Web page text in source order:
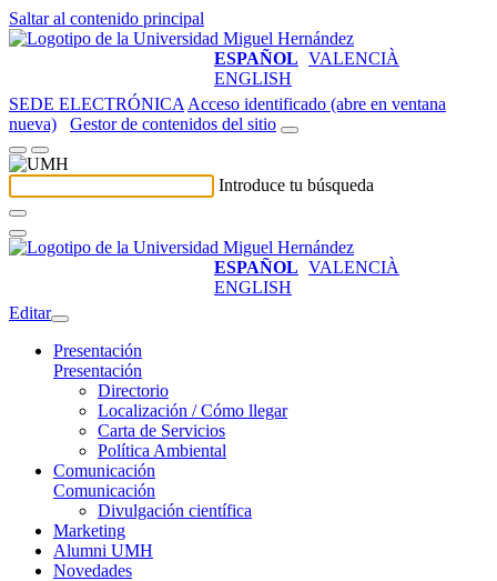
Saltar al contenido principal
ESPAÑOL VALENCIÀ
ENGLISH
SEDE ELECTRÓNICA Acceso identificado (abre en ventana
nueva)
Gestor de contenidos del sitio
Introduce tu búsqueda
ESPAÑOL VALENCIÀ
ENGLISH
Editar
Presentación
Presentación
Directorio
Localización / Cómo llegar
Carta de Servicios
Política Ambiental
Comunicación
Comunicación
Divulgación científica
Marketing
Alumni UMH
Novedades